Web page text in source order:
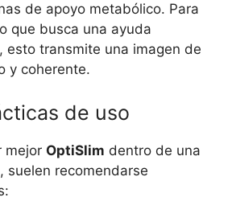
de apoyo metabólico. Para
que busca una ayuda
esto transmite una imagen de
y coherente.
de uso
mejor OptiSlim dentro de una
suelen recomendarse